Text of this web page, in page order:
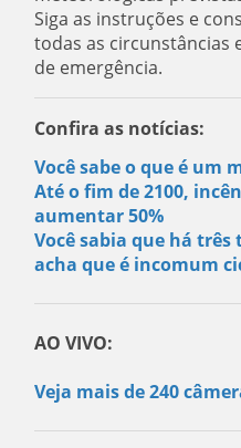
Siga as instruções e
todas as circunstâncias
de emergência.
Confira as notícias:
Você sabe o que é um
Até o fim de 2100,
aumentar 50%
Você sabia que há três
acha que é incomum
AO VIVO:
Veja mais de 240